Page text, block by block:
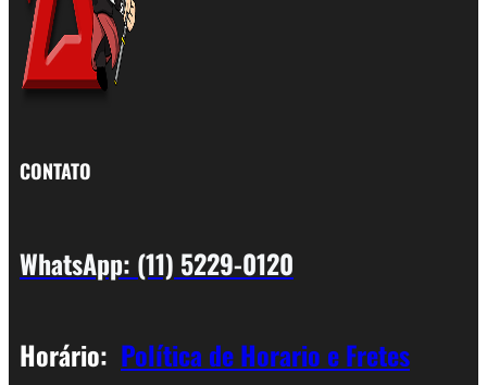
CONTATO
WhatsApp: (11) 5229-0120
Horário: Política de Horario e Fretes